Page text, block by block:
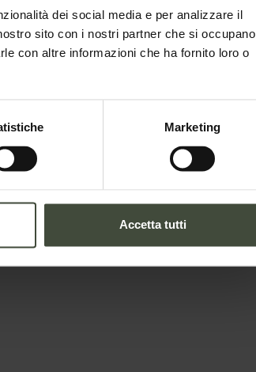
dei social media e per analizzare il
sito con i nostri partner che si occupano
con altre informazioni che ha fornito loro o
Marketing
Accetta tutti